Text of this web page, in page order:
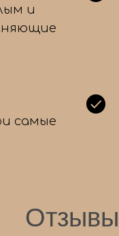
и
самые
Отзывы